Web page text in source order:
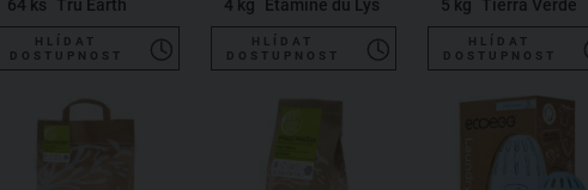
64 ks Tru Earth
HLÍDAT
DOSTUPNOST
POUDRE
4 kg Etamine du Lys
HLÍDAT
DOSTUPNOST
5 kg Tierra Verde
HLÍDAT
DOSTUPNOST